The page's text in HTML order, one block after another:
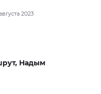
2023
Надым